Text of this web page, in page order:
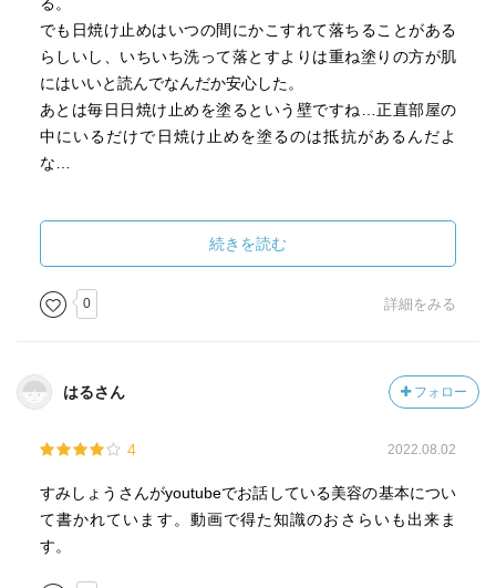
でも日焼け止めはいつの間にかこすれて落ちることがある
らしいし、いちいち洗って落とすよりは重ね塗りの方が肌
にはいいと読んでなんだか安心した。
あとは毎日日焼け止めを塗るという壁ですね…正直部屋の
中にいるだけで日焼け止めを塗るのは抵抗があるんだよ
な…
図書館にある本を全て読むプロジェクトの一環として読み
返し。
目次をサーっと見た感じだと、割と医学的観点から見た美
容について書かれていると感じる。
やっている方の動画でも、似たようなことを言っていたか
ら。
肌に塗るのはよくないし、化粧品は自分の肌に合うかどう
言っていることが似通っているから、エビデンスとか科学
続きを読む
0 詳細をみる
はるさん フォロー
4 2022.08.02
すみしょうさんがyoutubeでお話している美容の基本につい
て書かれています。動画で得た知識のおさらいも出来ま
す。